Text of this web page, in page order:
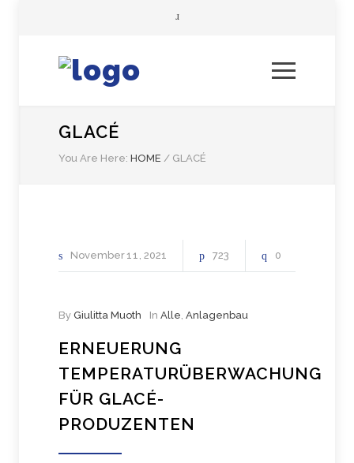
GLACÉ
You Are Here: HOME / GLACÉ
November11 2021 723 0
By Giulitta Muoth In Alle, Anlagenbau
ERNEUERUNG
TEMPERATURÜBERWACHUNG
FÜR GLACÉ-
PRODUZENTEN